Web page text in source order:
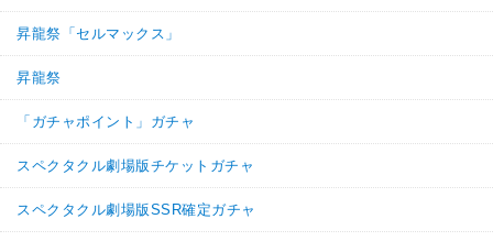
昇龍祭「セルマックス」
昇龍祭
「ガチャポイント」ガチャ
スペクタクル劇場版チケットガチャ
スペクタクル劇場版SSR確定ガチャ